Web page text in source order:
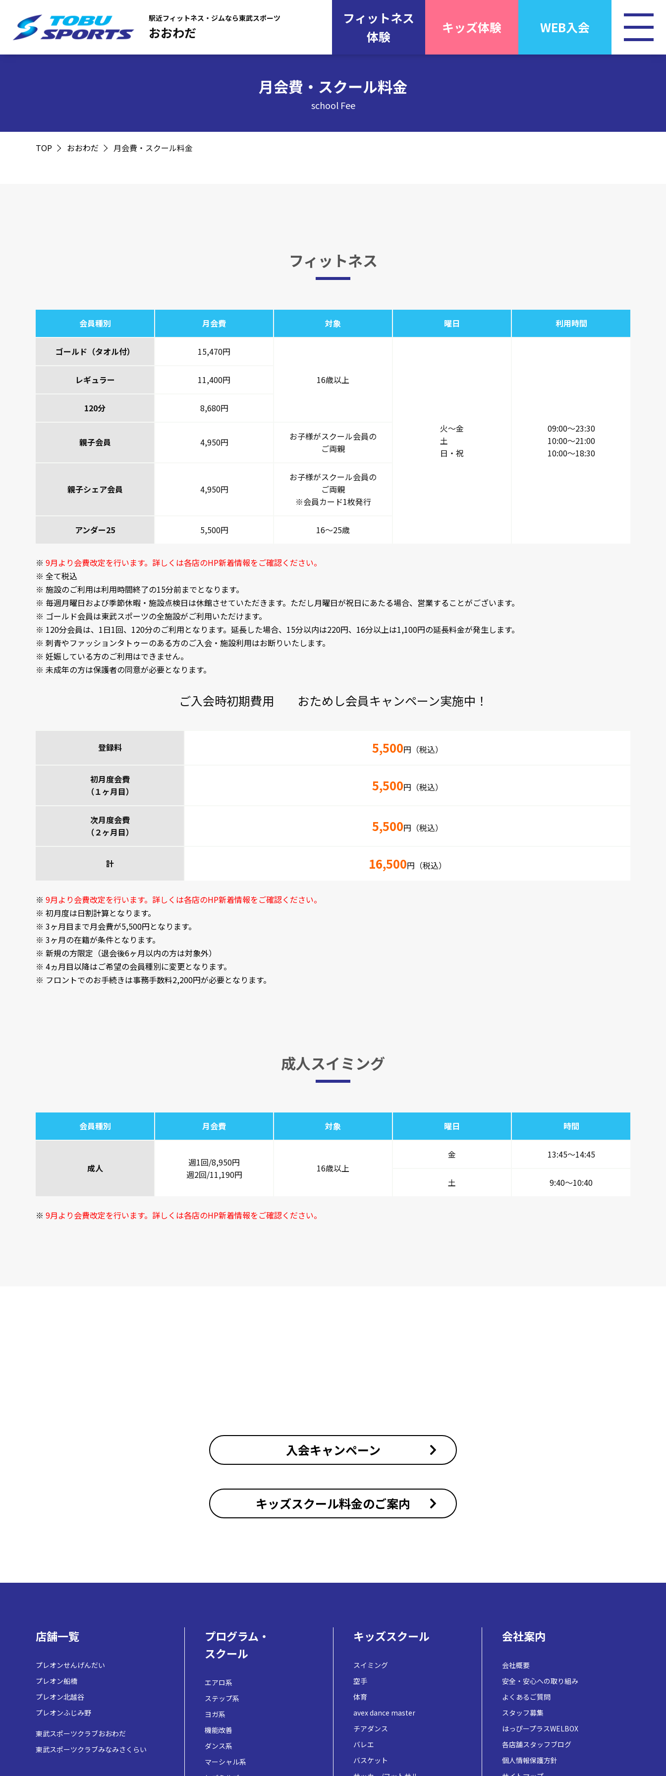
駅近フィットネス・ジムなら東武スポーツ
おおわだ
フィットネス
体験
キッズ体験 WEB入会
月会費・スクール料金
school Fee
TOP おおわだ 月会費・スクール料金
フィットネス
会員種別 月会費 対象 曜日 利用時間
ゴールド（タオル付） 15,470円
16歳以上
火～金
土
日・祝
09:00～23:30
10:00～21:00
10:00～18:30
レギュラー 11,400円
120分 8,680円
親子会員 4,950円
お子様がスクール会員の
ご両親
親子シェア会員 4,950円
お子様がスクール会員の
ご両親
※会員カード1枚発行
アンダー25 5,500円 16～25歳
9月より会費改定を行います。詳しくは各店のHP新着情報をご確認ください。
全て税込
施設のご利用は利用時間終了の15分前までとなります。
毎週月曜日および季節休暇・施設点検日は休館させていただきます。ただし月曜日が祝日にあたる場合、営業することがございます。
ゴールド会員は東武スポーツの全施設がご利用いただけます。
120分会員は、1日1回、120分のご利用となります。延長した場合、15分以内は220円、16分以上は1,100円の延長料金が発生します。
刺青やファッションタトゥーのある方のご入会・施設利用はお断りいたします。
妊娠している方のご利用はできません。
未成年の方は保護者の同意が必要となります。
ご入会時初期費用 おためし会員キャンペーン実施中！
登録料 5,500円（税込）
初月度会費
（１ヶ月目）
5,500円（税込）
次月度会費
（２ヶ月目）
5,500円（税込）
計 16,500円（税込）
9月より会費改定を行います。詳しくは各店のHP新着情報をご確認ください。
初月度は日割計算となります。
3ヶ月目まで月会費が5,500円となります。
3ヶ月の在籍が条件となります。
新規の方限定（退会後6ヶ月以内の方は対象外）
4ヵ月目以降はご希望の会員種別に変更となります。
フロントでのお手続きは事務手数料2,200円が必要となります。
成人スイミング
会員種別 月会費 対象 曜日 時間
成人
週1回/8,950円
週2回/11,190円
16歳以上
金 13:45～14:45
土 9:40～10:40
9月より会費改定を行います。詳しくは各店のHP新着情報をご確認ください。
入会キャンペーン
キッズスクール料金のご案内
店舗一覧
プレオンせんげんだい
プレオン船橋
プレオン北越谷
プレオンふじみ野
東武スポーツクラブおおわだ
東武スポーツクラブみなみさくらい
プログラム・
スクール
エアロ系
ステップ系
ヨガ系
機能改善
ダンス系
マーシャル系
キッズスクール
スイミング
空手
体育
avex dance master
チアダンス
バレエ
バスケット
会社案内
会社概要
安全・安心への取り組み
よくあるご質問
スタッフ募集
はっぴープラスWELBOX
各店舗スタッフブログ
個人情報保護方針